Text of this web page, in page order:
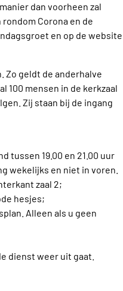
dan voorheen zal
Corona en de
en op de website
Zo geldt de anderhalve
100 mensen in de kerkzaal
Zij staan bij de ingang
tussen 19.00 en 21.00 uur
wekelijks en niet in voren.
zaal 2;
hesjes;
Alleen als u geen
dienst weer uit gaat.